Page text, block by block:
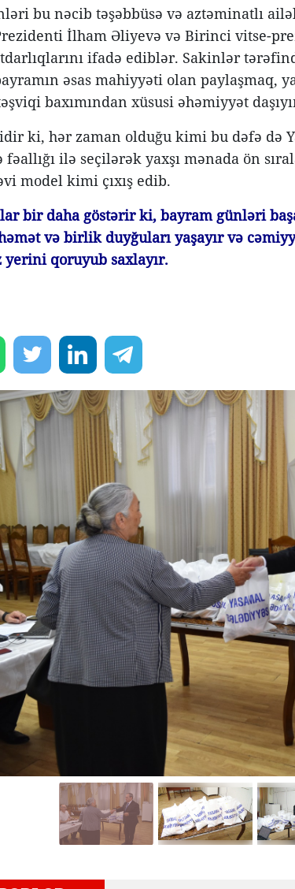
bu nəcib təşəbbüsə və aztəminatlı
İlham Əliyevə və Birinci vitse-
ifadə ediblər. Sakinlər
əsas mahiyyəti olan paylaşmaq,
baxımından xüsusi əhəmiyyət
ki, hər zaman olduğu kimi bu dəfə də
fəallığı ilə seçilərək yaxşı mənada ön
model kimi çıxış edib.
bir daha göstərir ki, bayram günləri
və birlik duyğuları yaşayır və
yerini qoruyub saxlayır.